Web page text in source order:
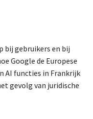
bij gebruikers en bij
Google de Europese
AI functies in Frankrijk
gevolg van juridische